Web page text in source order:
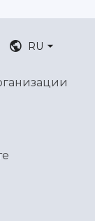
RU